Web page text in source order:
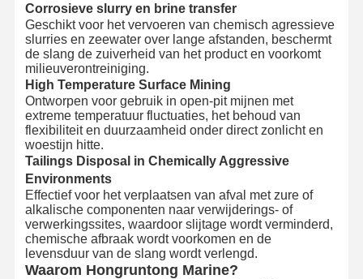
Corrosieve slurry en brine transfer
Geschikt voor het vervoeren van chemisch agressieve
slurries en zeewater over lange afstanden, beschermt
de slang de zuiverheid van het product en voorkomt
milieuverontreiniging.
High Temperature Surface Mining
Ontworpen voor gebruik in open-pit mijnen met
extreme temperatuur fluctuaties, het behoud van
flexibiliteit en duurzaamheid onder direct zonlicht en
woestijn hitte.
Tailings Disposal in Chemically Aggressive
Environments
Effectief voor het verplaatsen van afval met zure of
alkalische componenten naar verwijderings- of
verwerkingssites, waardoor slijtage wordt verminderd,
chemische afbraak wordt voorkomen en de
levensduur van de slang wordt verlengd.
Waarom Hongruntong Marine?